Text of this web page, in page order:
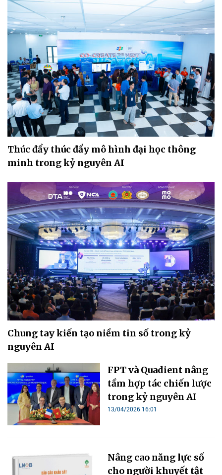
Thúc đẩy thúc đẩy mô hình đại học thông
minh trong kỷ nguyên AI
Chung tay kiến tạo niềm tin số trong kỷ
nguyên AI
FPT và Quadient nâng
tầm hợp tác chiến lược
trong kỷ nguyên AI
13/04/2026 16:01
Nâng cao năng lực số
cho người khuyết tật